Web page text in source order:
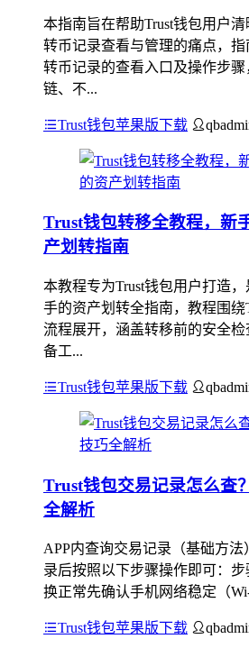
本指南旨在帮助Trust钱包用户
转币记录查看与管理的痛点，指
转币记录的查看入口及操作步
链、不...
Trust钱包苹果版下载
Trust钱包转移全教程，新
产划转指南
本教程专为Trust钱包用户打造
手的资产划转全指南，教程围绕
流程展开，涵盖转移前的安全
备工...
Trust钱包苹果版下载
Trust钱包交易记录怎么查
全解析
APP内查询交易记录（基础方法
录后按照以下步骤操作即可：
换正常先确认手机网络稳定（
Trust钱包苹果版下载